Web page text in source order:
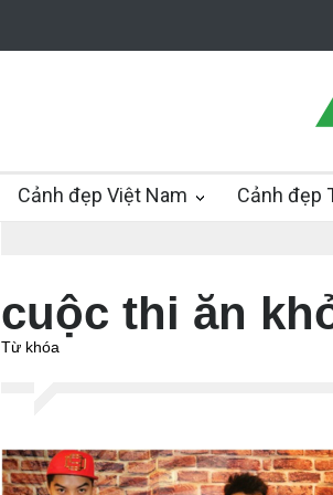
Cảnh đẹp Việt Nam Cảnh đẹp
cuộc thi ăn
Từ khóa